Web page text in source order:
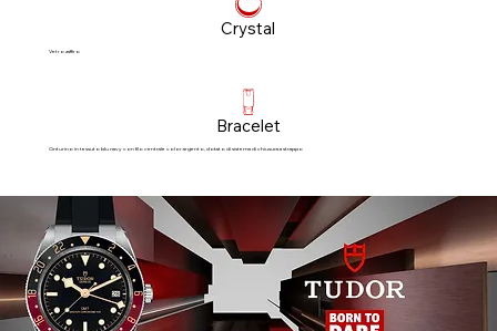
Crystal
Vetro zaffiro
Bracelet
Cinturino in tessuto blu navy con filo centrale color argento, dotato di sistema di chiusura a strappo